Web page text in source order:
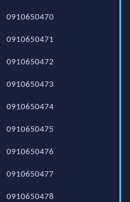
0910650470
0910650471
0910650472
0910650473
0910650474
0910650475
0910650476
0910650477
0910650478